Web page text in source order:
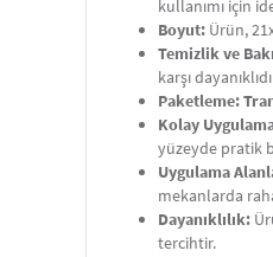
kullanımı için
Boyut: Ürün,
Temizlik ve
karşı
Paketleme:
Kolay
yüzeyde pratik
Uygulama
mekanlarda
Dayanıklılık:
tercihtir.